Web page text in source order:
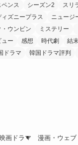
ペンス シーズン2
スリ
ィズニープラス ニュージ
・ウンビン ミステリー
ュー 感想 時代劇 結
ドラマ 韓国ドラマ評判
画ドラマ 漫画・ウェブ